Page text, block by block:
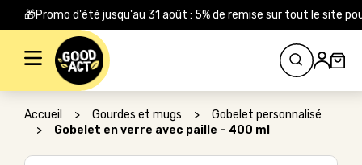
🎁Promo d'été jusqu'au 31 août : 5% de remise sur tout le site
Rechercher :
Accueil > Gourdes et mugs >
Gobelet personnalisé
>
Gobelet en verre avec paille – 400 ml